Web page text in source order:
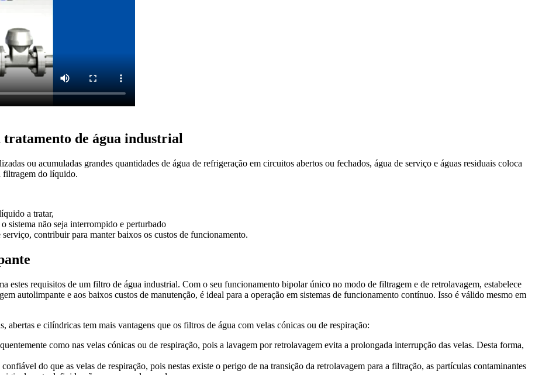
de água industrial
ou acumuladas grandes quantidades de água de refrigeração em circuitos abertos ou fechados, água de serviço e águas residuais coloca
filtragem do líquido.
a tratar,
sistema não seja interrompido e perturbado
contribuir para manter baixos os custos de funcionamento.
requisitos de um filtro de água industrial. Com o seu funcionamento bipolar único no modo de filtragem e de retrolavagem, estabelece
autolimpante e aos baixos custos de manutenção, é ideal para a operação em sistemas de funcionamento contínuo. Isso é válido mesmo em
e cilíndricas tem mais vantagens que os filtros de água com velas cónicas ou de respiração:
como nas velas cónicas ou de respiração, pois a lavagem por retrolavagem evita a prolongada interrupção das velas. Desta forma,
do que as velas de respiração, pois nestas existe o perigo de na transição da retrolavagem para a filtração, as partículas contaminantes